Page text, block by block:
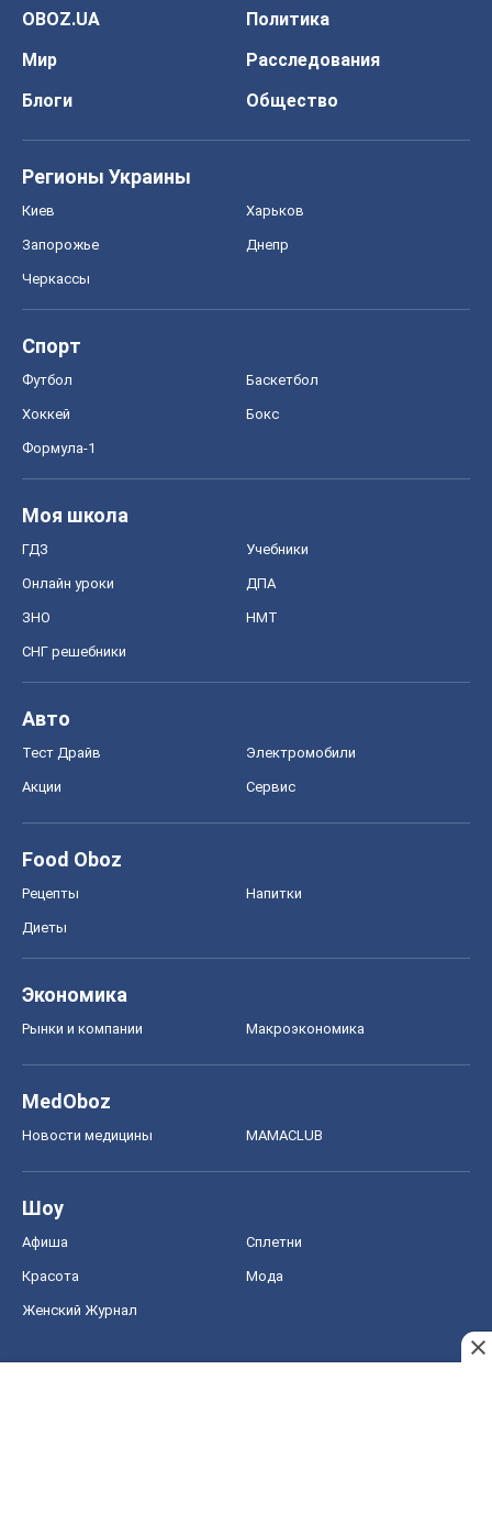
OBOZ.UA
Политика
Мир
Расследования
Блоги
Общество
Регионы Украины
Киев Харьков
Запорожье Днепр
Черкассы
Спорт
Футбол Баскетбол
Хоккей Бокс
Формула-1
Моя школа
ГДЗ Учебники
Онлайн уроки ДПА
ЗНО НМТ
СНГ решебники
Авто
Тест Драйв Электромобили
Акции Сервис
Food Oboz
Рецепты Напитки
Диеты
Экономика
Рынки и компании Mакроэкономика
MedOboz
Новости медицины MAMACLUB
Шоу
Афиша Сплетни
Красота Мода
Женский Журнал